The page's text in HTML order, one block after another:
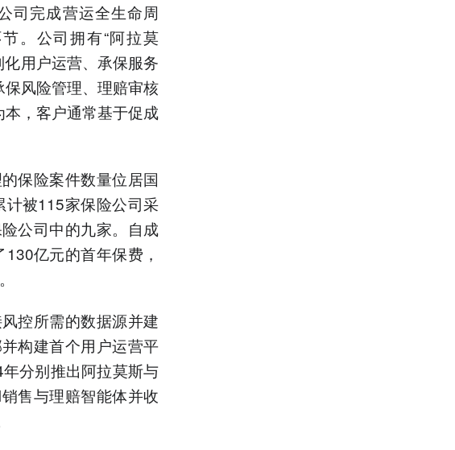
司完成营运全生命周
。公司拥有“阿拉莫
化用户运营、承保服务
风险管理、理赔审核
，客户通常基于促成
保险案件数量位居国
被115家保险公司采
公司中的九家。自成
亿元的首年保费，
控所需的数据源并建
构建首个用户运营平
分别推出阿拉莫斯与
售与理赔智能体并收